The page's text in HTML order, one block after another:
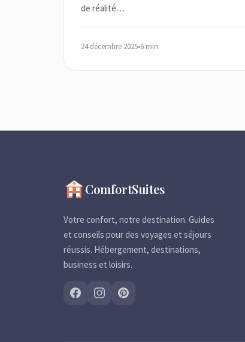
de réalité…
24 décembre 2025•6 min
ComfortSuites
Votre confort, notre destination. Guides
et conseils pour des voyages et séjours
réussis. Hébergement, destinations,
business et loisirs.